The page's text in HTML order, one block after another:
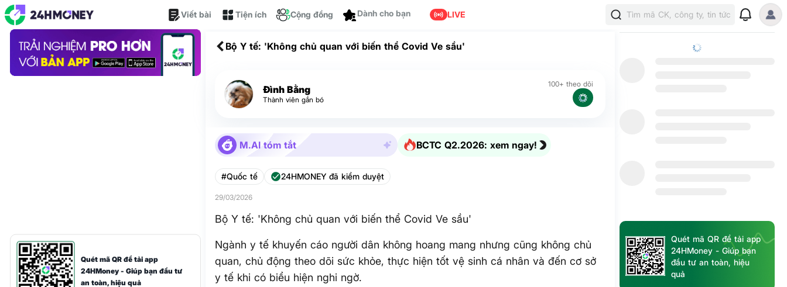
Viết bài Tiện ích Cộng đồng Dành cho bạn LIVE Tìm mã CK, công ty, tin tức
Quét mã QR để tải app
24HMoney - Giúp bạn đầu tư
an toàn, hiệu quả
Bộ Y tế: 'Không chủ quan với biến thể Covid Ve sầu'
Đình Bằng
Thành viên gắn bó
100+ theo dõi
M.AI tóm tắt BCTC Q2.2026: xem ngay!
#Quốc tế 24HMONEY đã kiểm duyệt
29/03/2026
Bộ Y tế: 'Không chủ quan với biến thể Covid Ve sầu'
Ngành y tế khuyến cáo người dân không hoang mang nhưng cũng không chủ
quan, chủ động theo dõi sức khỏe, thực hiện tốt vệ sinh cá nhân và đến cơ sở
y tế khi có biểu hiện nghi ngờ.
Quét mã QR để tải app
24HMoney - Giúp bạn
đầu tư an toàn, hiệu
quả